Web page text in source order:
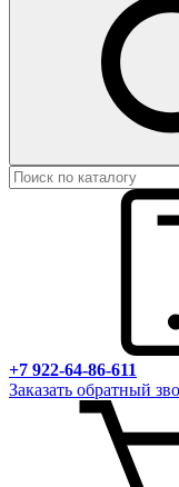
+7 922-64-86-611
Заказать обратный